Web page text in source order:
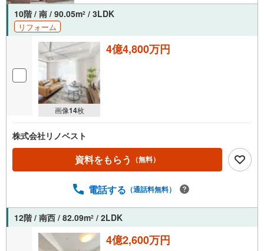
10階 / 南 / 90.05m2 / 3LDK
リフォーム
画像14枚
4億4,800万円
株式会社リノベスト
資料をもらう （無料）
電話する （通話料無料）
12階 / 南西 / 82.09m2 / 2LDK
4億2,600万円